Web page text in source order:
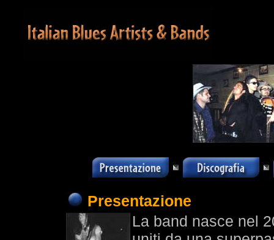
Presentazione
La band nasce nel